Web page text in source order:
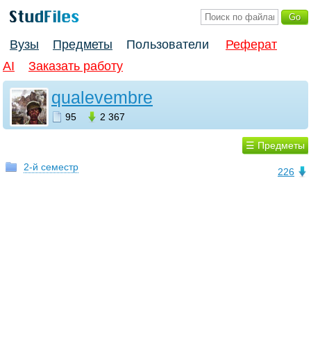
Вузы Предметы Пользователи
Реферат
AI
Заказать работу
qualevembre
95 2 367
☰ Предметы
226
2-й семестр